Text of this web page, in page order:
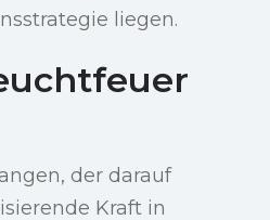
liegen.
der darauf
Kraft in